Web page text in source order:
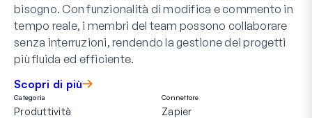
bisogno. Con funzionalità di modifica e commento in
tempo reale, i membri del team possono collaborare
senza interruzioni, rendendo la gestione dei progetti
più fluida ed efficiente.
Scopri di più
Categoria
Produttività
Connettore
Zapier